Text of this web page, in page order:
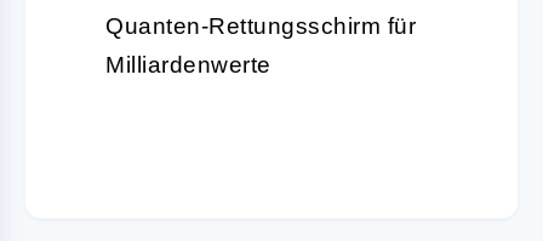
Quanten-Rettungsschirm für
Milliardenwerte